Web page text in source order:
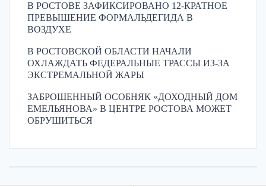
В РОСТОВЕ ЗАФИКСИРОВАНО 12-КРАТНОЕ
ПРЕВЫШЕНИЕ ФОРМАЛЬДЕГИДА В
ВОЗДУХЕ
В РОСТОВСКОЙ ОБЛАСТИ НАЧАЛИ
ОХЛАЖДАТЬ ФЕДЕРАЛЬНЫЕ ТРАССЫ ИЗ-ЗА
ЭКСТРЕМАЛЬНОЙ ЖАРЫ
ЗАБРОШЕННЫЙ ОСОБНЯК «ДОХОДНЫЙ ДОМ
ЕМЕЛЬЯНОВА» В ЦЕНТРЕ РОСТОВА МОЖЕТ
ОБРУШИТЬСЯ